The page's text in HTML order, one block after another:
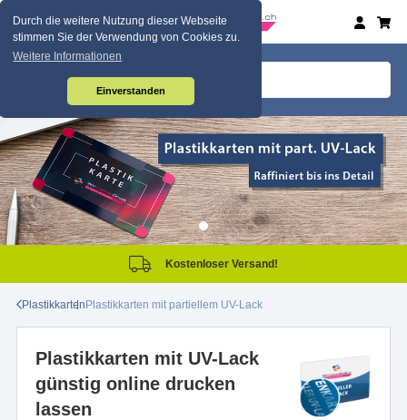
Durch die weitere Nutzung dieser Webseite
stimmen Sie der Verwendung von Cookies zu.
Weitere Informationen
Einverstanden
Kostenloser Versand!
PlastikkartenPlastikkarten mit partiellem UV-Lack
Plastikkarten mit UV-Lack
günstig online drucken
lassen